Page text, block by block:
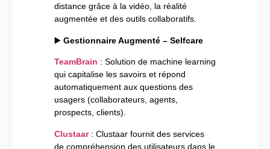
distance grâce à la vidéo, la réalité
augmentée et des outils collaboratifs.
▶️ Gestionnaire Augmenté – Selfcare
TeamBrain : Solution de machine learning
qui capitalise les savoirs et répond
automatiquement aux questions des
usagers (collaborateurs, agents,
prospects, clients).
Clustaar: Clustaar fournit des services
de compréhension des utilisateurs dans le